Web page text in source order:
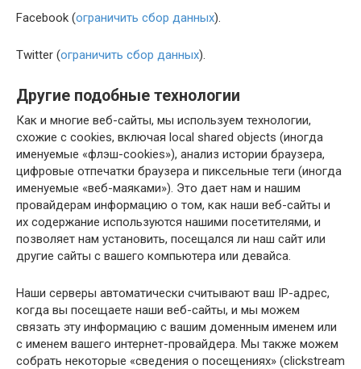
Facebook (ограничить сбор данных).
Twitter (ограничить сбор данных).
Другие подобные технологии
Как и многие веб-сайты, мы используем технологии,
схожие с cookies, включая local shared objects (иногда
именуемые «флэш-cookies»), анализ истории браузера,
цифровые отпечатки браузера и пиксельные теги (иногда
именуемые «веб-маяками»). Это дает нам и нашим
провайдерам информацию о том, как наши веб-сайты и
их содержание используются нашими посетителями, и
позволяет нам установить, посещался ли наш сайт или
другие сайты с вашего компьютера или девайса.
Наши серверы автоматически считывают ваш IP-адрес,
когда вы посещаете наши веб-сайты, и мы можем
связать эту информацию с вашим доменным именем или
с именем вашего интернет-провайдера. Мы также можем
собрать некоторые «сведения о посещениях» (clickstream